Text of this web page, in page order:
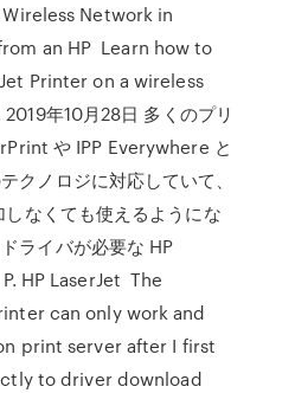
Network in
an HP Learn how to
Printer on a wireless
年10月28日 多くのプリ
や IPP Everywhere と
クノロジに対応していて、
なくても使えるようにな
ライバが必要な HP
HP LaserJet The
can only work and
print server after I first
to driver download